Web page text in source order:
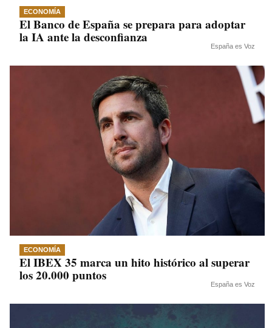
ECONOMÍA
El Banco de España se prepara para adoptar
la IA ante la desconfianza
España es Voz
ECONOMÍA
El IBEX 35 marca un hito histórico al superar
los 20.000 puntos
España es Voz